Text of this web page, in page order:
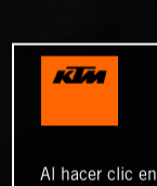
Al hacer clic